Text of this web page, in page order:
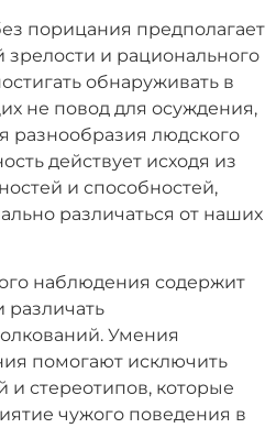
порицания предполагает
зрелости и рационального
обнаруживать в
не повод для осуждения,
разнообразия людского
действует исходя из
и способностей,
различаться от наших
наблюдения содержит
различать
Умения
помогают исключить
стереотипов, которые
чужого поведения в